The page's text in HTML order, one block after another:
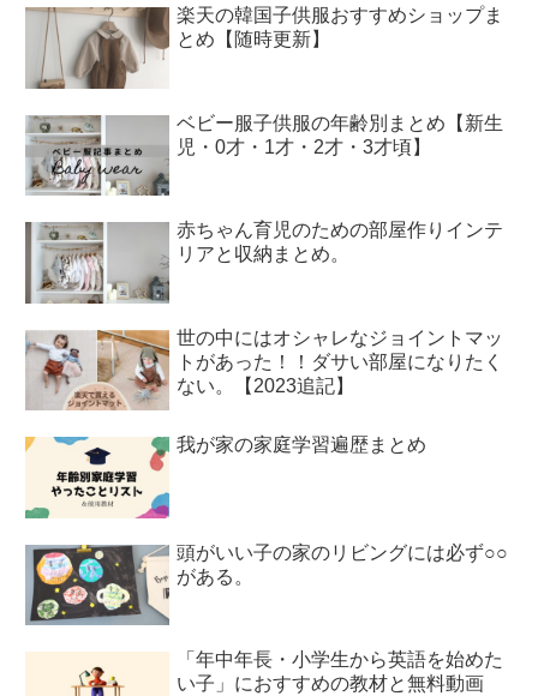
楽天の韓国子供服おすすめショップま
とめ【随時更新】
ベビー服子供服の年齢別まとめ【新生
児・0才・1才・2才・3才頃】
赤ちゃん育児のための部屋作りインテ
リアと収納まとめ。
世の中にはオシャレなジョイントマッ
トがあった！！ダサい部屋になりたく
ない。【2023追記】
我が家の家庭学習遍歴まとめ
頭がいい子の家のリビングには必ず○○
がある。
「年中年長・小学生から英語を始めた
い子」におすすめの教材と無料動画